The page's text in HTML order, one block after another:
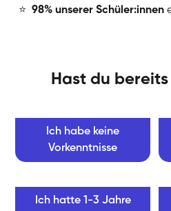
⭐ 98% unserer Schüler:innen
Hast du
Ich habe keine
Vorkenntnisse
Ich hatte 1-3 Jahre